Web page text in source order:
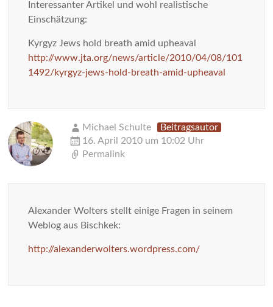
Interessanter Artikel und wohl realistische
Einschätzung:
Kyrgyz Jews hold breath amid upheaval
http://www.jta.org/news/article/2010/04/08/101
1492/kyrgyz-jews-hold-breath-amid-upheaval
Michael Schulte
Beitragsautor
16. April 2010 um 10:02 Uhr
Permalink
Alexander Wolters stellt einige Fragen in seinem
Weblog aus Bischkek:
http://alexanderwolters.wordpress.com/